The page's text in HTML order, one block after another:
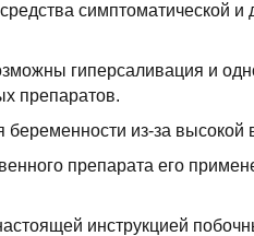
симптоматической
гиперсаливация и
препаратов.
из-за высокой
препарата его
инструкцией